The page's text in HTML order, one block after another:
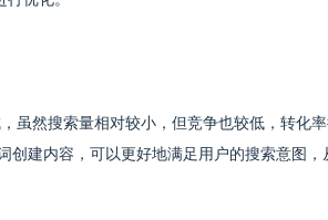
虽然搜索量相对较小，但竞争也较低，转化
创建内容，可以更好地满足用户的搜索意图，